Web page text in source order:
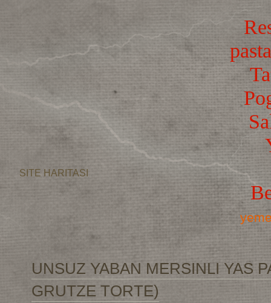
SITE HARITASI
UNSUZ YABAN MERSINLI YAS
GRUTZE TORTE)